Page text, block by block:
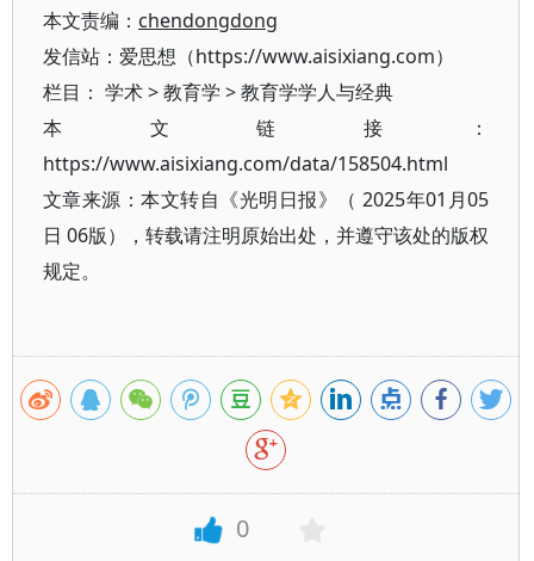
本文责编： chendongdong
发信站：爱思想（https://www.aisixiang.com）
栏目： 学术>教育学 >教育学学人与经典
本文链接：
https://www.aisixiang.com/data/158504.html
文章来源：本文转自《光明日报》（ 2025年01月05
日 06版），转载请注明原始出处，并遵守该处的版权
规定。
0